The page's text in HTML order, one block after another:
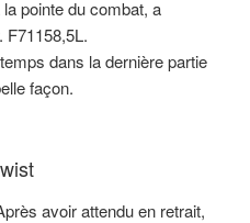
pointe du combat, a
F71158,5L.
dans la dernière partie
façon.
avoir attendu en retrait,